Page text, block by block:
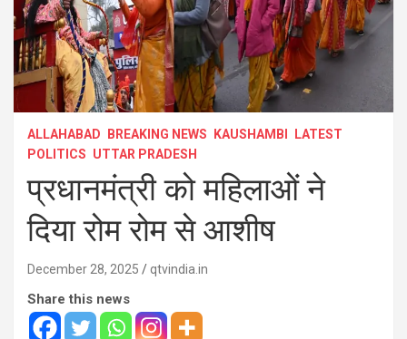
ALLAHABAD BREAKING NEWS KAUSHAMBI LATEST
POLITICS UTTAR PRADESH
प्रधानमंत्री को महिलाओं ने
दिया रोम रोम से आशीष
December 28, 2025 qtvindia.in
Share this news